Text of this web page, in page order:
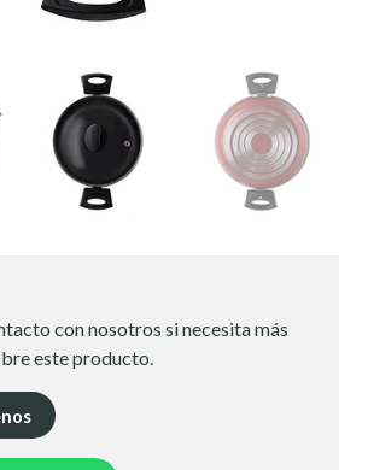
con nosotros si necesita más
este producto.